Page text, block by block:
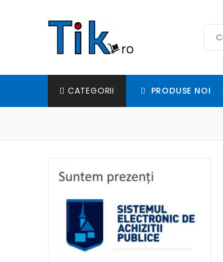
CATEGORII PRODUSE NOI